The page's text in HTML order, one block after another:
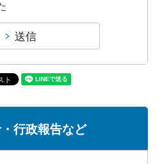
行政報告など